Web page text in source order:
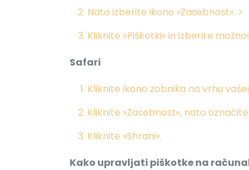
Nato izberite ikono »Zasebnost«. >
Kliknite »Piškotki« in izberite
Safari
Kliknite ikono zobnika na vrhu
Kliknite »Zasebnost«, nato
Kliknite »Shrani«.
Kako upravljati piškotke na